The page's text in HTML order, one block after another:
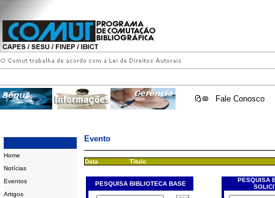
Fale Conosco
Home
Notícias
Eventos
Artigos
Evento
Data Título
PESQUISA BIBLIOTECA BASE
PESQUISA